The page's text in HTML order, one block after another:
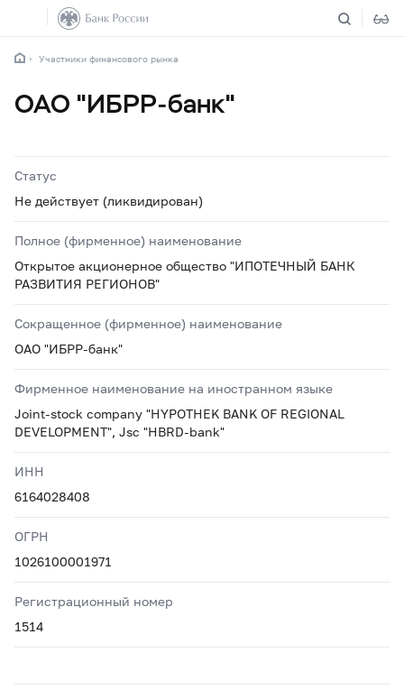
Участники финансового рынка
ОАО "ИБРР-банк"
Статус
Не действует (ликвидирован)
Полное (фирменное) наименование
Открытое акционерное общество "ИПОТЕЧНЫЙ БАНК
РАЗВИТИЯ РЕГИОНОВ"
Сокращенное (фирменное) наименование
ОАО "ИБРР-банк"
Фирменное наименование на иностранном языке
Joint-stock company "HYPOTHEK BANK OF REGIONAL
DEVELOPMENT", Jsc "HBRD-bank"
ИНН
6164028408
ОГРН
1026100001971
Регистрационный номер
1514